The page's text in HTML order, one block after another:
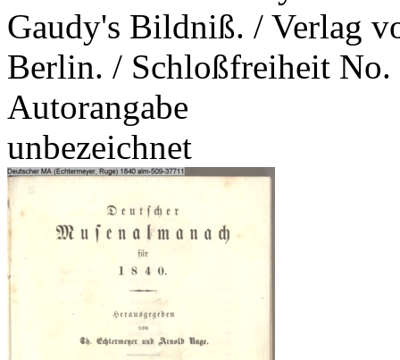
Gaudy's Bildniß. / Verlag
Berlin. / Schloßfreiheit No.
Autorangabe
unbezeichnet